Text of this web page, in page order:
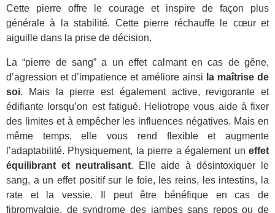
Cette pierre offre le courage et inspire de façon plus
générale à la stabilité. Cette pierre réchauffe le cœur et
aiguille dans la prise de décision.
La “pierre de sang” a un effet calmant en cas de gêne,
d’agression et d’impatience et améliore ainsi la maîtrise de
soi. Mais la pierre est également active, revigorante et
édifiante lorsqu’on est fatigué. Heliotrope vous aide à fixer
des limites et à empêcher les influences négatives. Mais en
même temps, elle vous rend flexible et augmente
l’adaptabilité. Physiquement, la pierre a également un effet
équilibrant et neutralisant. Elle aide à désintoxiquer le
sang, a un effet positif sur le foie, les reins, les intestins, la
rate et la vessie. Il peut être bénéfique en cas de
fibromyalgie, de syndrome des jambes sans repos ou de